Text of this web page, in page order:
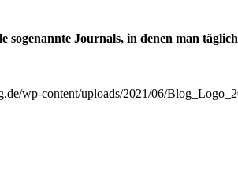
Journals, in denen man
wp-content/uploads/2021/06/